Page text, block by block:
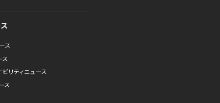
ス
ス
リティニュース
ス